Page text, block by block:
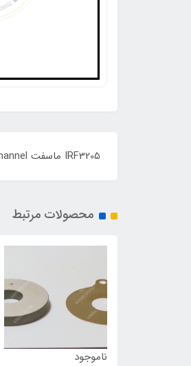
IRF3205 ماسفت N-channel برند: IR با کیفیت اورجینال , میزان 110 آمپر و 55 ولت , توان 200 وات , پکیج TO:220 می باشد ORIGINAL
محصولات مرتبط
ناموجود